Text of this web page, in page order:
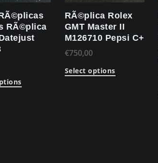
RÃ©plica
RÃ©plica Rolex
GMT Master II
M126710 Pepsi C+
€750,00
Select options